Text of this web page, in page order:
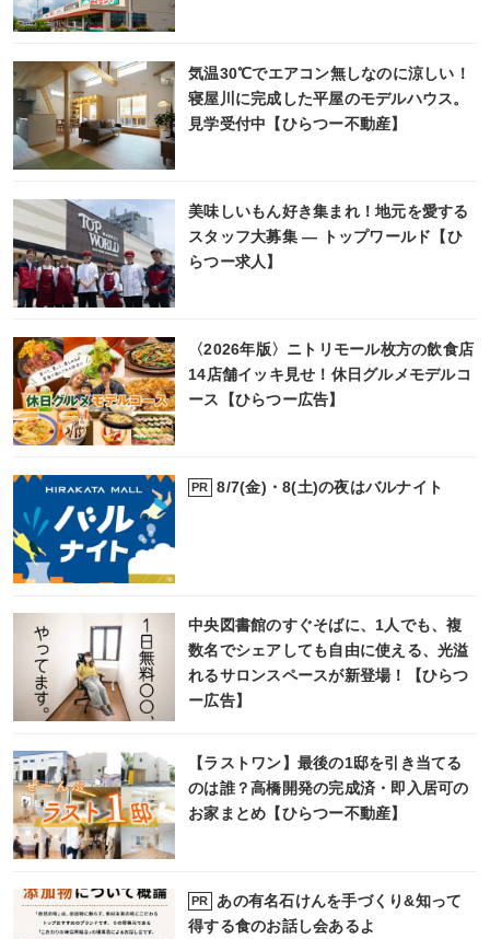
気温30℃でエアコン無しなのに涼しい！
寝屋川に完成した平屋のモデルハウス。
見学受付中【ひらつー不動産】
美味しいもん好き集まれ！地元を愛する
スタッフ大募集 ― トップワールド【ひ
らつー求人】
〈2026年版〉ニトリモール枚方の飲食店
14店舗イッキ見せ！休日グルメモデルコ
ース【ひらつー広告】
PR 8/7(金)・8(土)の夜はバルナイト
中央図書館のすぐそばに、1人でも、複
数名でシェアしても自由に使える、光溢
れるサロンスペースが新登場！【ひらつ
ー広告】
【ラストワン】最後の1邸を引き当てる
のは誰？高橋開発の完成済・即入居可の
お家まとめ【ひらつー不動産】
PR
あの有名石けんを手づくり&知って
得する食のお話し会あるよ